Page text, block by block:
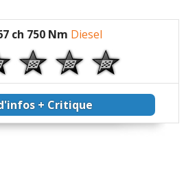
ch 750 Nm Diesel
+ Critique